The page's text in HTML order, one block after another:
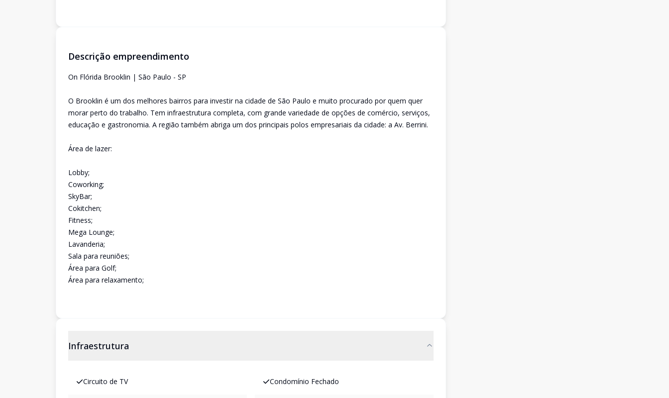
Descrição empreendimento
On Flórida Brooklin | São Paulo - SP
O Brooklin é um dos melhores bairros para investir na cidade de São Paulo e muito procurado por quem quer
morar perto do trabalho. Tem infraestrutura completa, com grande variedade de opções de comércio, serviços,
educação e gastronomia. A região também abriga um dos principais polos empresariais da cidade: a Av. Berrini.
Área de lazer:
Lobby;
Coworking;
SkyBar;
Cokitchen;
Fitness;
Mega Lounge;
Lavanderia;
Sala para reuniões;
Área para Golf;
Área para relaxamento;
Infraestrutura
Circuito de TV Condomínio Fechado